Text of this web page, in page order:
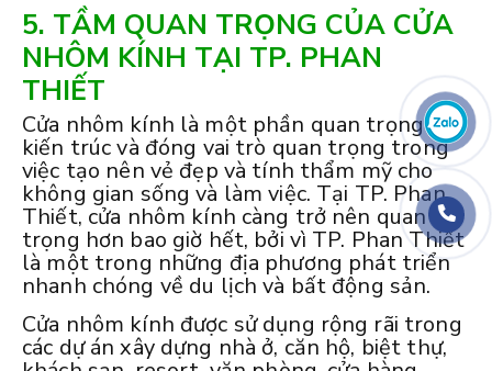
5. TẦM QUAN TRỌNG CỦA CỬA
NHÔM KÍNH TẠI TP. PHAN
THIẾT
Cửa nhôm kính là một phần quan trọng của
kiến trúc và đóng vai trò quan trọng trong
việc tạo nên vẻ đẹp và tính thẩm mỹ cho
không gian sống và làm việc. Tại TP. Phan
Thiết, cửa nhôm kính càng trở nên quan
trọng hơn bao giờ hết, bởi vì TP. Phan Thiết
là một trong những địa phương phát triển
nhanh chóng về du lịch và bất động sản.
Cửa nhôm kính được sử dụng rộng rãi trong
các dự án xây dựng nhà ở, căn hộ, biệt thự,